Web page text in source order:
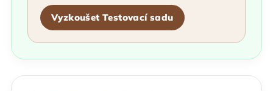
Vyzkoušet Testovací sadu